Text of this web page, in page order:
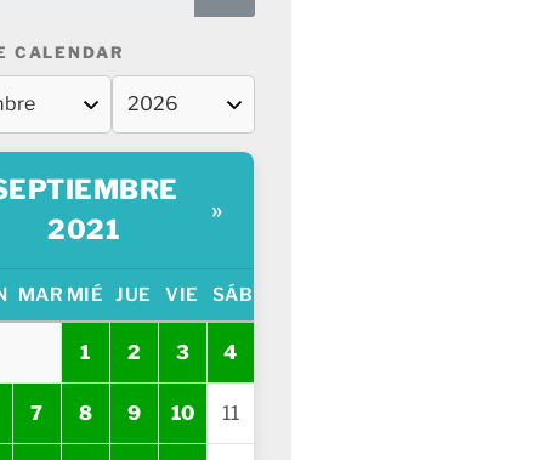
CALENDAR
2021
»
MAR MIÉ JUE VIE SÁB
1 2 3 4
7 8 9 10 11